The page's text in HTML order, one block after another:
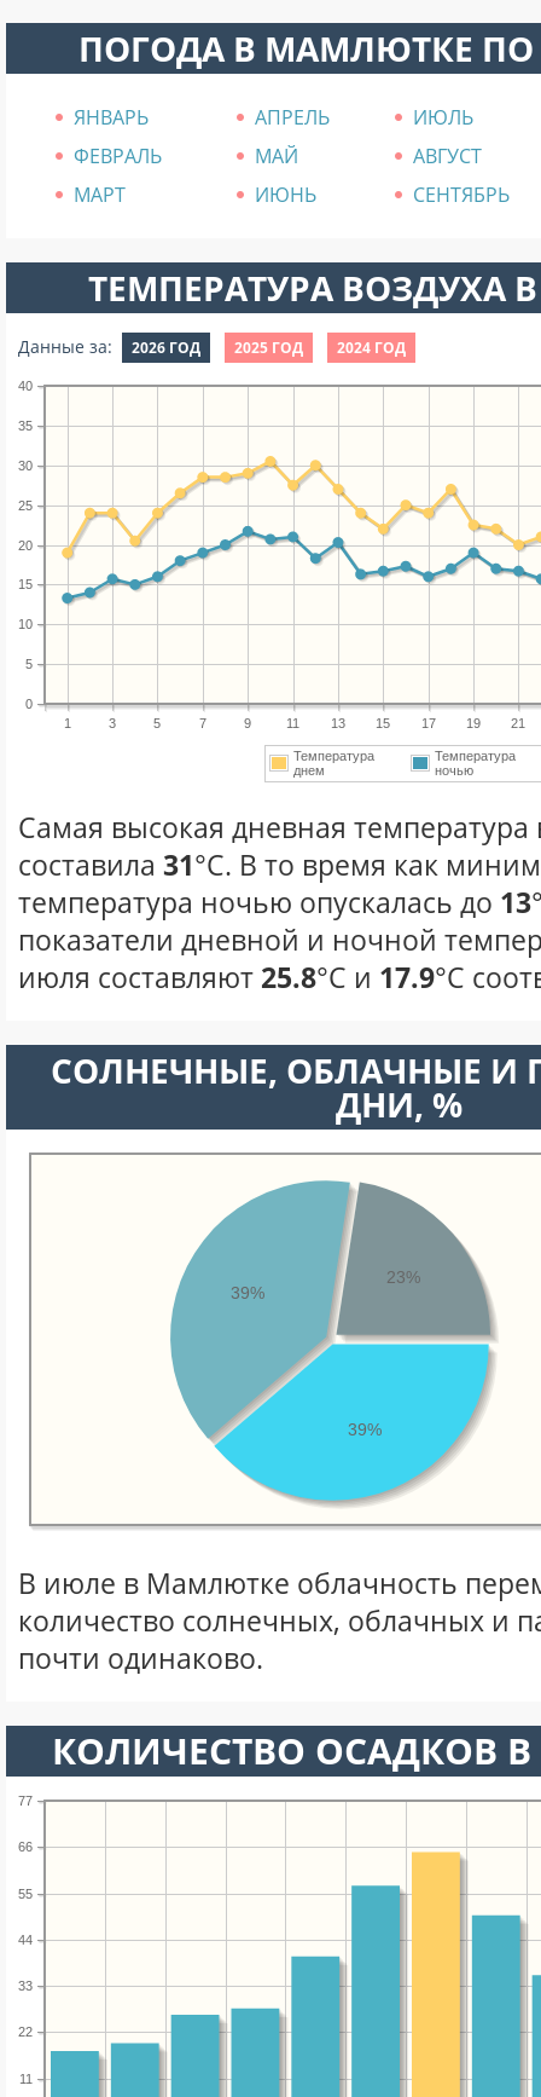
ПОГОДА В МАМЛЮТКЕ
ЯНВАРЬ АПРЕЛЬ
ИЮЛЬ
ФЕВРАЛЬ
МАЙ
АВГУСТ
МАРТ
ИЮНЬ СЕНТЯБРЬ
ТЕМПЕРАТУРА ВОЗДУХА
Данные за: 2026 ГОД 2025 ГОД 2024 ГОД
1 3 5 7 9 11 13 15 17 19 21
0
5
10
15
20
25
30
35
40
Температура
днем
Температура
ночью
Самая высокая дневная температура
составила 31°С. В то время как
температура ночью опускалась до 13
показатели дневной и ночной
июля составляют 25.8°С и 17.9°С
CОЛНЕЧНЫЕ, ОБЛАЧНЫЕ И
ДНИ, %
39%
39%
23%
В июле в Мамлютке облачность
количество солнечных, облачных и
почти одинаково.
КОЛИЧЕСТВО ОСАДКОВ
11
22
33
44
55
66
77